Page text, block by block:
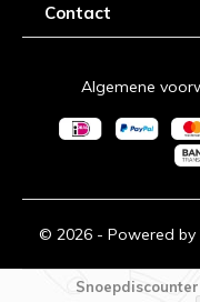
Contact
© 2026 - Powered by
Algemene
Snoepdiscounter